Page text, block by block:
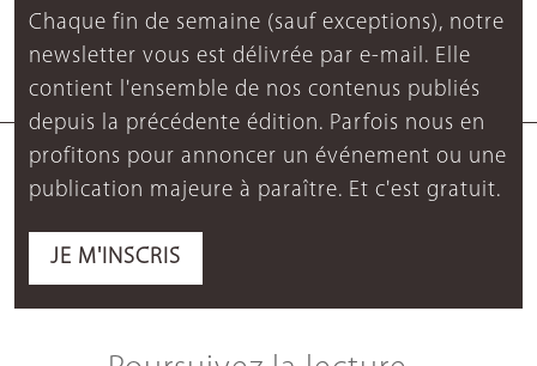
Chaque fin de semaine (sauf exceptions), notre
newsletter vous est délivrée par e-mail. Elle
contient l'ensemble de nos contenus publiés
depuis la précédente édition. Parfois nous en
profitons pour annoncer un événement ou une
publication majeure à paraître. Et c'est gratuit.
JE M'INSCRIS